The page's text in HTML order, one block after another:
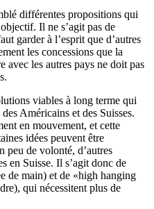
différentes propositions qui
Il ne s’agit pas de
garder à l’esprit que d’autres
les concessions que la
avec les autres pays ne doit pas
viables à long terme qui
Américains et des Suisses.
en mouvement, et cette
idées peuvent être
peu de volonté, d’autres
en Suisse. Il s’agit donc de
de main) et de «high hanging
qui nécessitent plus de